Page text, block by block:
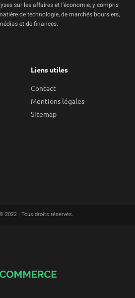
sur les affaires et l’économie, y compris
de technologie, de marchés boursiers,
et de finances.
Liens utiles
Contact
Mentions légales
Sitemap
2022 | Tous droits réservés.